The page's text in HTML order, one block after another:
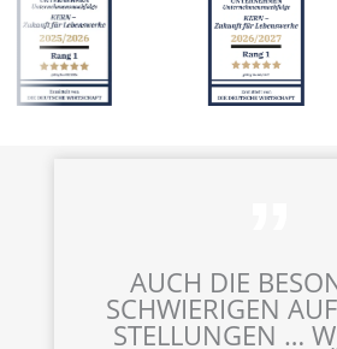
AUCH DIE
SCHWIE­RI­GEN
STEL­LUN­GEN …